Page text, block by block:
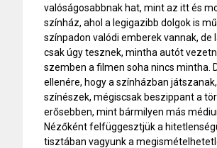
valóságosabbnak hat, mint az itt és
színház, ahol a legigazibb dolgok is
színpadon valódi emberek vannak, de
csak úgy tesznek, mintha autót
szemben a filmen soha nincs mintha.
ellenére, hogy a színházban
színészek, mégiscsak beszippant a
erősebben, mint bármilyen más
Nézőként felfüggesztjük a
tisztában vagyunk a